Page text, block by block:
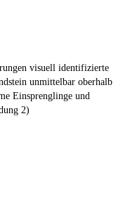
visuell identifizierte
unmittelbar oberhalb
Einsprenglinge und
2)